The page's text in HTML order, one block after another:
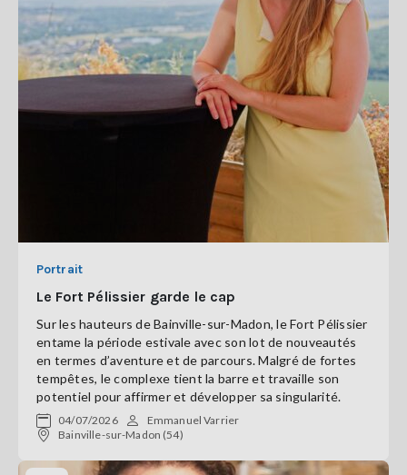
Portrait
Le Fort Pélissier garde le cap
Sur les hauteurs de Bainville-sur-Madon, le Fort Pélissier
entame la période estivale avec son lot de nouveautés
en termes d’aventure et de parcours. Malgré de fortes
tempêtes, le complexe tient la barre et travaille son
potentiel pour affirmer et développer sa singularité.
04/07/2026
Emmanuel Varrier
Bainville-sur-Madon (54)